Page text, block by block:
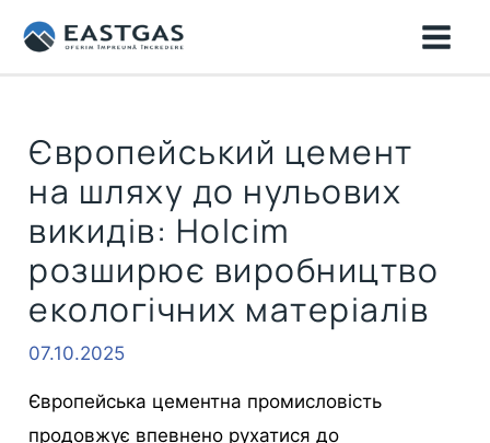
Перейти
Європейський цемент
на шляху до нульових
викидів: Holcim
розширює виробництво
екологічних матеріалів
07.10.2025
Європейська цементна промисловість
продовжує впевнено рухатися до